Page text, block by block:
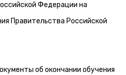
Федерации на
Правительства Российской
об окончании обучения